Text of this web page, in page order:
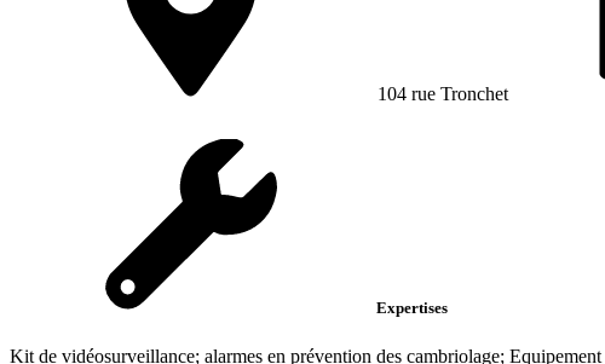
104 rue Tronchet
Expertises
Kit de vidéosurveillance; alarmes en prévention des cambriolage;